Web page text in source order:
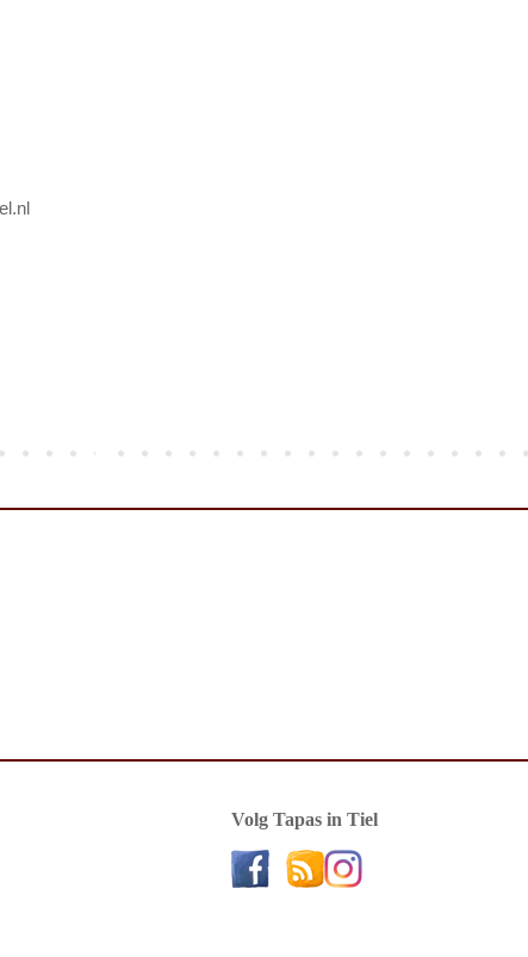
Volg Tapas in Tiel